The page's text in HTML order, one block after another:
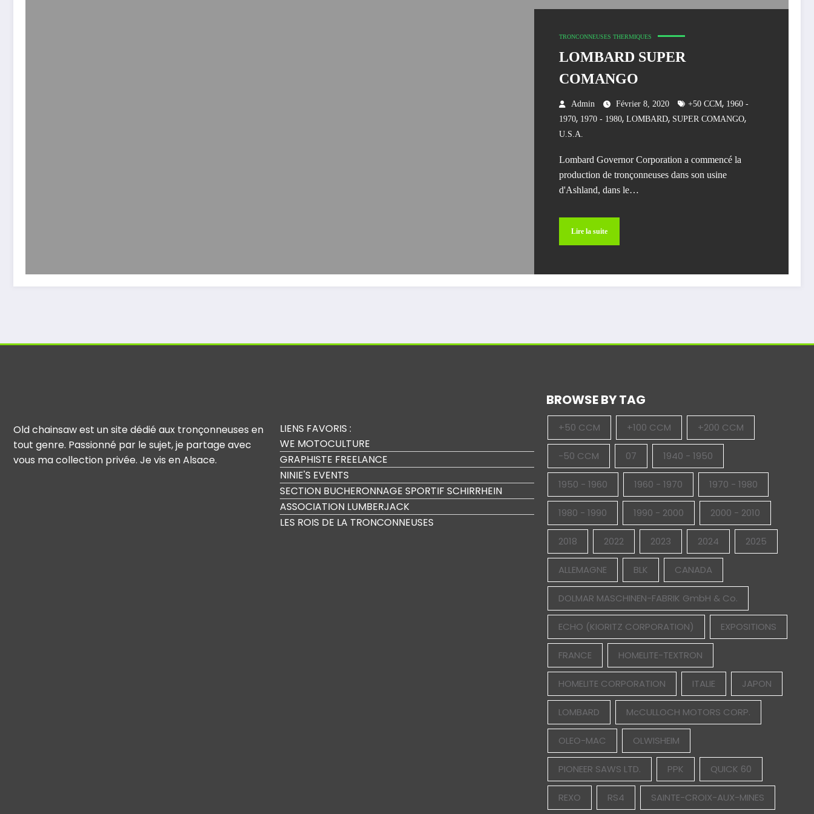
TRONCONNEUSES THERMIQUES
LOMBARD SUPER
COMANGO
Admin Février 8, 2020 +50 CCM, 1960 -
1970, 1970 - 1980, LOMBARD, SUPER COMANGO,
U.S.A.
Lombard Governor Corporation a commencé la
production de tronçonneuses dans son usine
d'Ashland, dans le…
Lire la suite
Old chainsaw est un site dédié aux tronçonneuses en
tout genre. Passionné par le sujet, je partage avec
vous ma collection privée. Je vis en Alsace.
LIENS FAVORIS :
WE MOTOCULTURE
GRAPHISTE FREELANCE
NINIE'S EVENTS
SECTION BUCHERONNAGE SPORTIF SCHIRRHEIN
ASSOCIATION LUMBERJACK
LES ROIS DE LA TRONCONNEUSES
BROWSE BY TAG
+50 CCM +100 CCM +200 CCM
-50 CCM 07 1940 - 1950
1950 - 1960 1960 - 1970 1970 - 1980
1980 - 1990 1990 - 2000 2000 - 2010
2018 2022 2023 2024 2025
ALLEMAGNE BLK CANADA
DOLMAR MASCHINEN-FABRIK GmbH & Co.
ECHO (KIORITZ CORPORATION) EXPOSITIONS
FRANCE HOMELITE-TEXTRON
HOMELITE CORPORATION ITALIE JAPON
LOMBARD McCULLOCH MOTORS CORP.
OLEO-MAC OLWISHEIM
PIONEER SAWS LTD. PPK QUICK 60
REXO RS4 SAINTE-CROIX-AUX-MINES